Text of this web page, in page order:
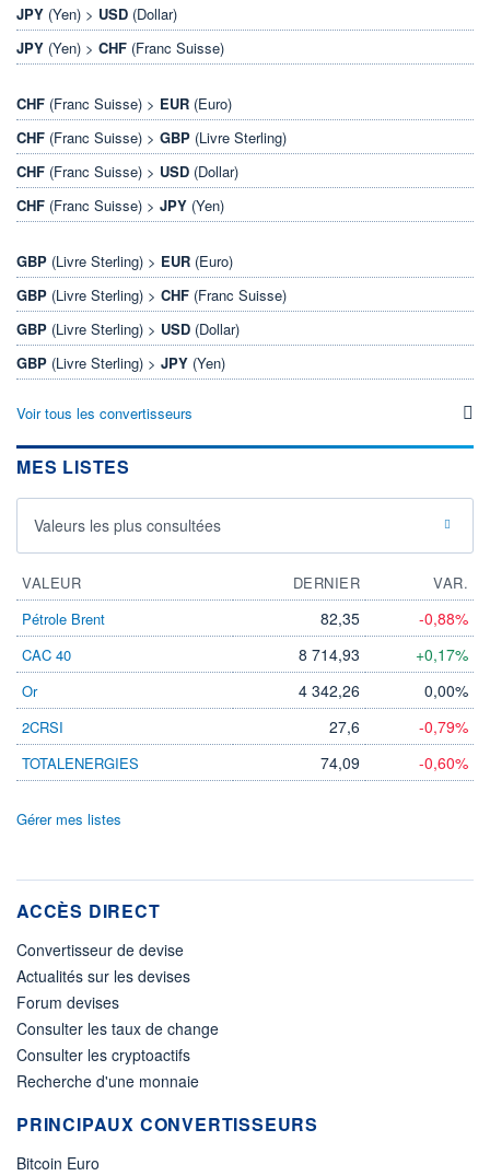
JPY (Yen) > USD (Dollar)
JPY (Yen) > CHF (Franc Suisse)
CHF (Franc Suisse) > EUR (Euro)
CHF (Franc Suisse) > GBP (Livre Sterling)
CHF (Franc Suisse) > USD (Dollar)
CHF (Franc Suisse) > JPY (Yen)
GBP (Livre Sterling) > EUR (Euro)
GBP (Livre Sterling) > CHF (Franc Suisse)
GBP (Livre Sterling) > USD (Dollar)
GBP (Livre Sterling) > JPY (Yen)
Voir tous les convertisseurs
MES LISTES
Valeurs les plus consultées
VALEUR DERNIER
VAR.
Pétrole Brent
82,35 -0,88%
CAC 40 8 714,93 +0,17%
Or 4 342,26 0,00%
2CRSI 27,6 -0,79%
TOTALENERGIES 74,09 -0,60%
Gérer mes listes
ACCÈS DIRECT
Convertisseur de devise
Actualités sur les devises
Forum devises
Consulter les taux de change
Consulter les cryptoactifs
Recherche d'une monnaie
PRINCIPAUX CONVERTISSEURS
Bitcoin Euro